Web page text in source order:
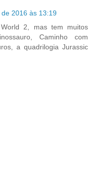
de 2016 às 13:19
2, mas tem muitos
Caminho com
a quadrilogia Jurassic